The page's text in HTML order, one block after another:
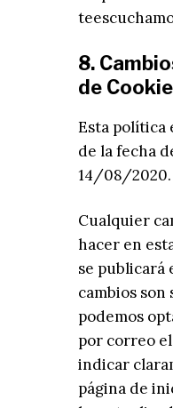
8.
de
Esta política
de la fecha
14/08/2020.
Cualquier
hacer en
se publicará
cambios
podemos
por correo
indicar
página de